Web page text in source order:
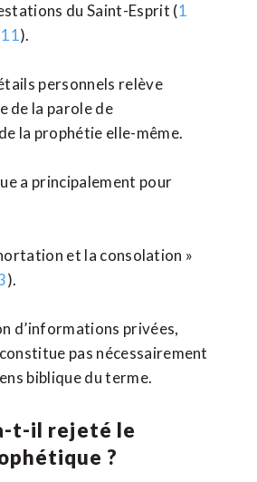
du Saint-Esprit (1
11).
personnels relève
de la parole de
la prophétie elle-même.
a principalement pour
et la consolation »
).
d’informations privées,
pas nécessairement
biblique du terme.
t-il rejeté le
?